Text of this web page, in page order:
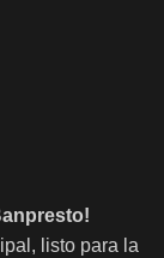
listo para la